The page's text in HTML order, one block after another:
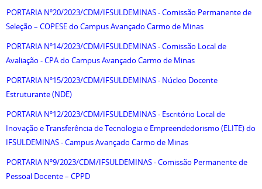
PORTARIA Nº20/2023/CDM/IFSULDEMINAS - Comissão Permanente de
Seleção – COPESE do Campus Avançado Carmo de Minas
PORTARIA Nº14/2023/CDM/IFSULDEMINAS - Comissão Local de
Avaliação - CPA do Campus Avançado Carmo de Minas
PORTARIA Nº15/2023/CDM/IFSULDEMINAS - Núcleo Docente
Estruturante (NDE)
PORTARIA Nº12/2023/CDM/IFSULDEMINAS - Escritório Local de
Inovação e Transferência de Tecnologia e Empreendedorismo (ELITE) do
IFSULDEMINAS - Campus Avançado Carmo de Minas
PORTARIA Nº9/2023/CDM/IFSULDEMINAS - Comissão Permanente de
Pessoal Docente – CPPD